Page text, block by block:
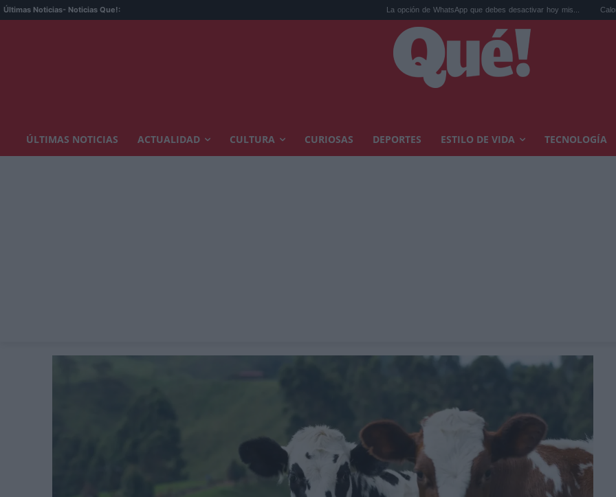
Últimas Noticias- Noticias Que!: La opción de WhatsApp que debes desactivar hoy mis... Calor extremo y
ÚLTIMAS NOTICIAS ACTUALIDAD CULTURA CURIOSAS DEPORTES ESTILO DE VIDA TECNOLOGÍA